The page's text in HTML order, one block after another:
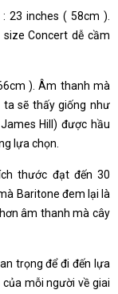
23 inches ( 58cm ).
Concert dễ cầm
). Âm thanh mà
ta sẽ thấy giống như
Hill) được hầu
lựa chọn.
thước đạt đến 30
Baritone đem lại là
âm thanh mà cây
trọng để đi đến lựa
mỗi người về giai